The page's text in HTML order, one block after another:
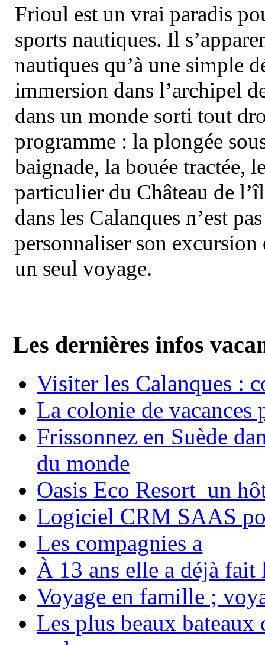
Frioul est un vrai paradis
sports nautiques. Il
nautiques qu’à une simple
immersion dans l’archipel
dans un monde sorti tout
programme : la plongée
baignade, la bouée tractée,
particulier du Château de
dans les Calanques n’est
personnaliser son
un seul voyage.
Les dernières infos
Visiter les Calanques :
La colonie de vacances
Frissonnez en Suède
du monde
Oasis Eco Resort un
Logiciel CRM SAAS
Les compagnies a
À 13 ans elle a déjà
Voyage en famille ;
Les plus beaux bateaux